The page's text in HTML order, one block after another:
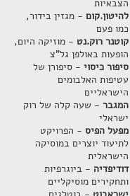
הצבאיות
להיטון.קום- מגזין בידור,
כמו פעם
קוטנר רוק.נט - מוזיקה היום,
הופעות באולפן גל"צ
סיפור כיסוי- סיפורן של
עטיפות האלבומים
הישראליים
המגבר- שעה קלה של רוק
ישראלי
מפעל הפיס- הפרויקט
לתיעוד יוצרים במוסיקה
הישראלית
דודיפדיה - ביוגרפיות
ותחקירים מוסיקליים